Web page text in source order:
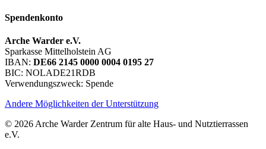
Spendenkonto
Arche Warder e.V.
Sparkasse Mittelholstein AG
IBAN: DE66 2145 0000 0004 0195 27
BIC: NOLADE21RDB
Verwendungszweck: Spende
Andere Möglichkeiten der Unterstützung
© 2026 Arche Warder Zentrum für alte Haus- und Nutztierrassen
e.V.